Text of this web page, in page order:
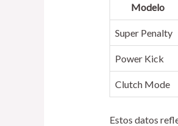
Modelo
Super Penalty
Power Kick
Clutch Mode
Estos datos